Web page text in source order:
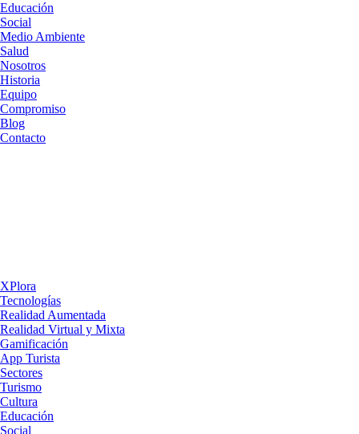
Educación
Social
Medio Ambiente
Salud
Nosotros
Historia
Equipo
Compromiso
Blog
Contacto
XPlora
Tecnologías
Realidad Aumentada
Realidad Virtual y Mixta
Gamificación
App Turista
Sectores
Turismo
Cultura
Educación
Social